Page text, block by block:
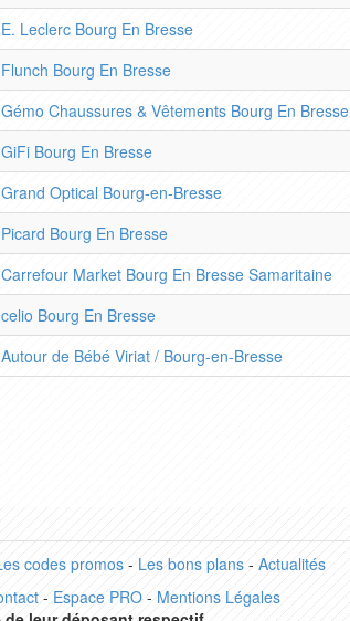
E. Leclerc Bourg En Bresse
Flunch Bourg En Bresse
Gémo Chaussures & Vêtements Bourg En Bresse
GiFi Bourg En Bresse
Grand Optical Bourg-en-Bresse
Picard Bourg En Bresse
Carrefour Market Bourg En Bresse Samaritaine
celio Bourg En Bresse
Autour de Bébé Viriat / Bourg-en-Bresse
codes promos- Les bons plans- Actualités
- Espace PRO- Mentions Légales